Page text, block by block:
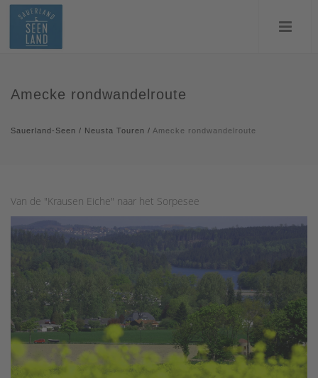
Amecke rondwandelroute
Sauerland-Seen / Neusta Touren / Amecke rondwandelroute
Van de "Krausen Eiche" naar het Sorpesee